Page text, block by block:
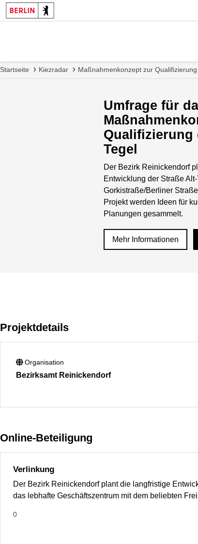
Startseite Kiezradar Maßnahmenkonzept zur
Umfrage für
Qualifizierung
Tegel
Der Bezirk Reinickendorf
Entwicklung der Straße
Gorkistraße/Berliner
Projekt werden Ideen für
Planungen gesammelt.
Mehr Informationen
Projektdetails
Organisation
Bezirksamt Reinickendorf
Online-Beteiligung
Verlinkung
Der Bezirk Reinickendorf plant die langfristige
das lebhafte Geschäftszentrum mit dem beliebten
0